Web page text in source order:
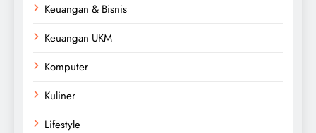
Keuangan & Bisnis
Keuangan UKM
Komputer
Kuliner
Lifestyle